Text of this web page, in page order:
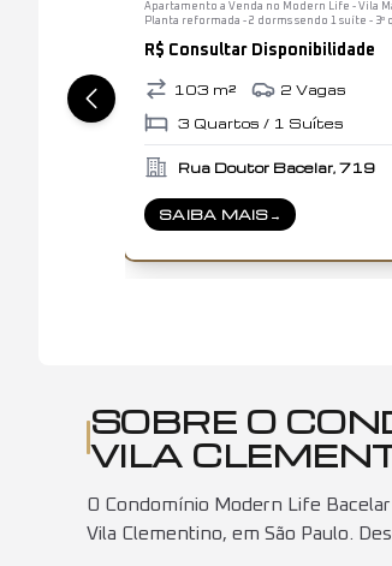
Apartamento a Venda no Modern Life - Vila
Planta reformada - 2 dorms sendo 1 suíte -
R$ Consultar Disponibilidade
103 m² 2 Vagas
3 Quartos / 1 Suítes
Rua Doutor Bacelar, 719
SAIBA MAIS
SOBREMODERN LIFE
→
SOBRE O
VILA
O Condomínio Modern Life
Vila Clementino, em São Paulo.